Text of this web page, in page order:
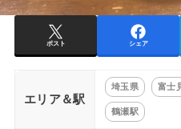
ポスト シェア
エリア＆駅
埼玉県 富士
鶴瀬駅